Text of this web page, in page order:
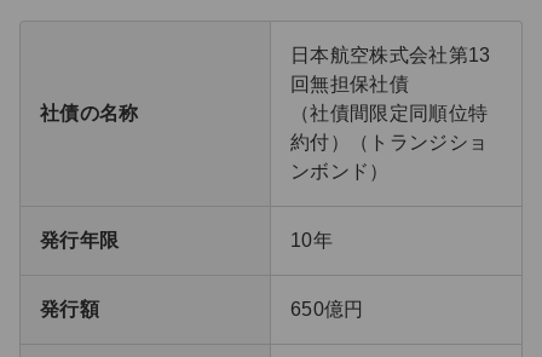
社債の名称
日本航空株式会社第13
回無担保社債
（社債間限定同順位特
約付）（トランジショ
ンボンド）
発行年限 10年
発行額 650億円